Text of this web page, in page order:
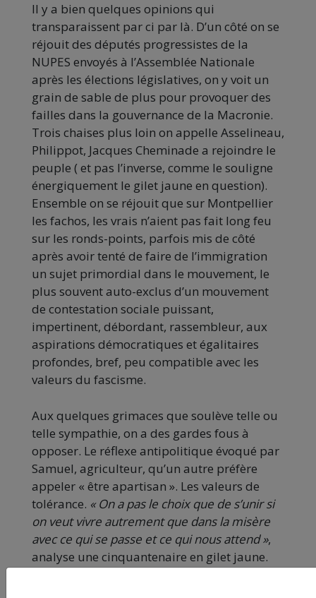
Il y a bien quelques opinions qui
transparaissent par ci par là. D’un côté on se
réjouit des députés progressistes de la
NUPES envoyés à l’Assemblée Nationale
après les élections législatives, on y voit un
grain de sable de plus pour provoquer des
failles dans la gouvernance de la Macronie.
Trois chaises plus loin on appelle Asselineau,
Philippot, Jacques Cheminade a rejoindre le
peuple ( et pas l’inverse, comme le souligne
énergiquement le gilet jaune en question).
Ensemble on se réjouit que sur Montpellier
les fachos, les vrais n’aient pas fait long feu
sur les ronds-points, parfois mis de côté
après avoir tenté de faire de l’immigration
un sujet primordial dans le mouvement, le
plus souvent auto-exclus d’un mouvement
de contestation sociale puissant,
impertinent, débordant, rassembleur, aux
aspirations démocratiques et égalitaires
profondes, bref, peu compatible avec les
valeurs du fascisme.
Aux quelques grimaces que soulève telle ou
telle sympathie, on a des gardes fous à
opposer. Le réflexe antipolitique évoqué par
Samuel, agriculteur, qu’un autre préfère
appeler « être apartisan ». Les valeurs de
tolérance. « On a pas le choix que de s’unir si
on veut vivre autrement que dans la misère
avec ce qui se passe et ce qui nous attend »,
analyse une cinquantenaire en gilet jaune.